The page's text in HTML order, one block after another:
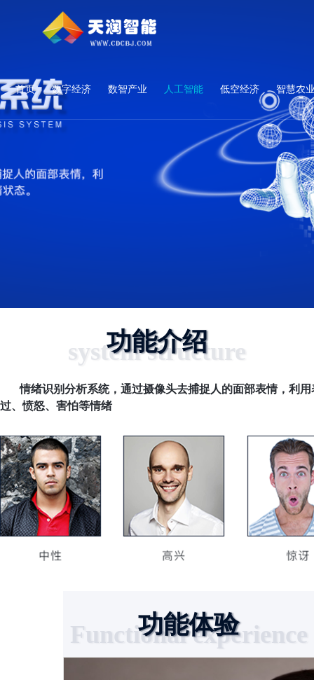
首页 数字经济 数智产业 人工智能 低空经济 智慧农
功能介绍
system structure
情绪识别分析系统，通过摄像头去捕捉人的面部表情，利用
过、愤怒、害怕等情绪
功能体验
Functional experience